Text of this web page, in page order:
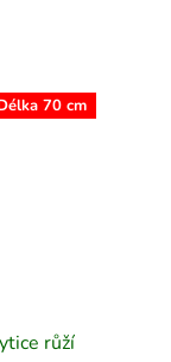
70 cm
růží